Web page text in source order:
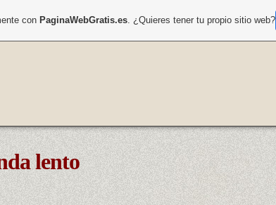
lento
con PaginaWebGratis.es. ¿Quieres tener tu propio sitio web?